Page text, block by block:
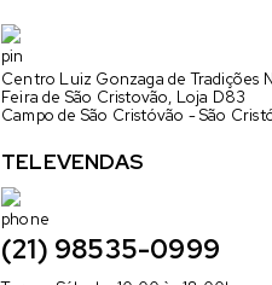
Centro Luiz Gonzaga de Tradições
Feira de São Cristovão, Loja D83
Campo de São Cristóvão - São
TELEVENDAS
(21) 98535-0999